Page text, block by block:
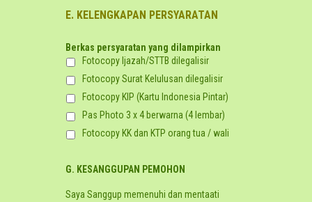
E. KELENGKAPAN PERSYARATAN
Berkas persyaratan yang dilampirkan
Fotocopy Ijazah/STTB dilegalisir
Fotocopy Surat Kelulusan dilegalisir
Fotocopy KIP (Kartu Indonesia Pintar)
Pas Photo 3 x 4 berwarna (4 lembar)
Fotocopy KK dan KTP orang tua / wali
G. KESANGGUPAN PEMOHON
Saya Sanggup memenuhi dan mentaati